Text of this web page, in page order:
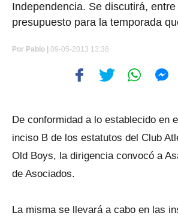
Independencia. Se discutirá, entre
presupuesto para la temporada
Por Pablo | 09-05-2013 13:38
De conformidad a lo establecido en
inciso B de los estatutos del Club
Old Boys, la dirigencia convocó a
de Asociados.
La misma se llevará a cabo en las